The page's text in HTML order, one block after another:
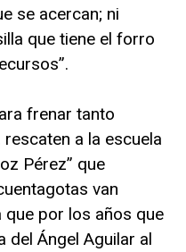
se acercan; ni
que tiene el forro
frenar tanto
a la escuela
Pérez” que
van
que por los años que
del Ángel Aguilar al